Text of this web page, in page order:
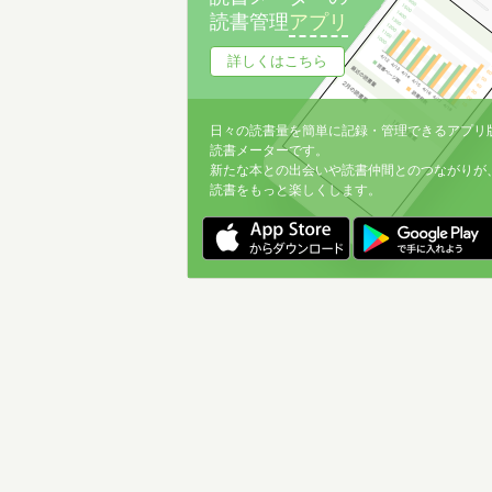
読書管理アプリ
詳しくはこちら
日々の読書量を簡単に記録・管理できるアプリ
読書メーターです。
新たな本との出会いや読書仲間とのつながりが
読書をもっと楽しくします。